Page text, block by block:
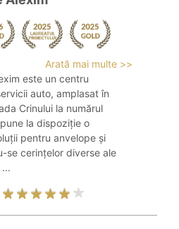
Arată mai multe >>
este un centru
auto, amplasat în
Crinului la numărul
la dispoziție o
pentru anvelope și
se cerințelor diverse ale